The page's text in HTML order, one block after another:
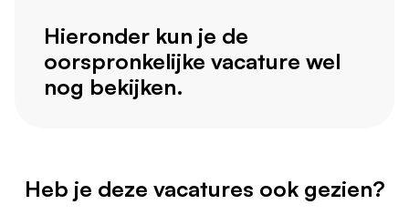
Hieronder kun je de
oorspronkelijke vacature wel
nog bekijken.
Heb je deze vacatures ook gezien?